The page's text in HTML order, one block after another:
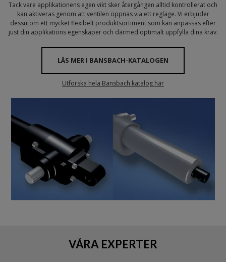
Tack vare applikationens egen vikt sker återgången alltid kontrollerat och
kan aktiveras genom att ventilen öppnas via ett reglage. Vi erbjuder
dessutom ett mycket flexibelt produktsortiment som kan anpassas efter
just din applikations egenskaper och därmed optimalt uppfylla dina krav.
LÄS MER I BANSBACH-KATALOGEN
Utforska hela Bansbach katalog här
VÅRA EXPERTER